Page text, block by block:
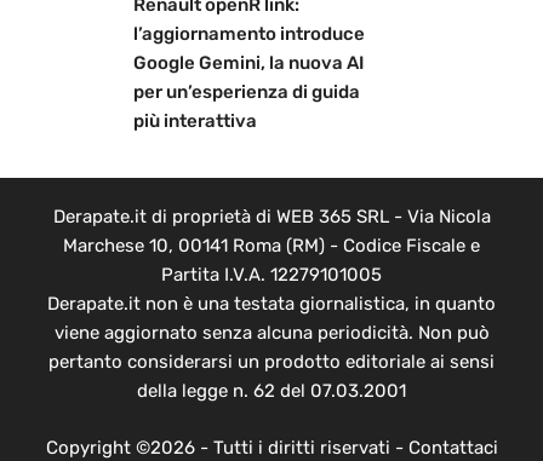
Renault openR link:
l’aggiornamento introduce
Google Gemini, la nuova AI
per un’esperienza di guida
più interattiva
Derapate.it di proprietà di WEB 365 SRL - Via Nicola
Marchese 10, 00141 Roma (RM) - Codice Fiscale e
Partita I.V.A. 12279101005
Derapate.it non è una testata giornalistica, in quanto
viene aggiornato senza alcuna periodicità. Non può
pertanto considerarsi un prodotto editoriale ai sensi
della legge n. 62 del 07.03.2001
Copyright ©2026 - Tutti i diritti riservati - Contattaci